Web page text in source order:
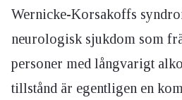
Wernicke-Korsakoffs
neurologisk sjukdom som
personer med långvarigt
tillstånd är egentligen en